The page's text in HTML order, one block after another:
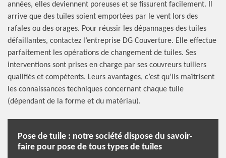
années, elles deviennent poreuses et se fissurent facilement. Il
arrive que des tuiles soient emportées par le vent lors des
rafales ou des orages. Pour réussir les dépannages des tuiles
défaillantes, contactez l’entreprise DG Couverture. Elle effectue
parfaitement les opérations de changement de tuiles. Ses
interventions sont prises en charge par ses couvreurs tuiliers
qualifiés et compétents. Leurs avantages, c’est qu’ils maîtrisent
les connaissances techniques concernant chaque tuile
(dépendant de la forme et du matériau).
Pose de tuile : notre société dispose du savoir-
faire pour pose de tous types de tuiles